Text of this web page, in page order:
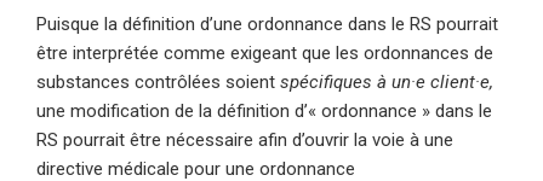
Puisque la définition d’une ordonnance dans le RS pourrait
être interprétée comme exigeant que les ordonnances de
substances contrôlées soient spécifiques à un·e client·e,
une modification de la définition d’« ordonnance » dans le
RS pourrait être nécessaire afin d’ouvrir la voie à une
directive médicale pour une ordonnance